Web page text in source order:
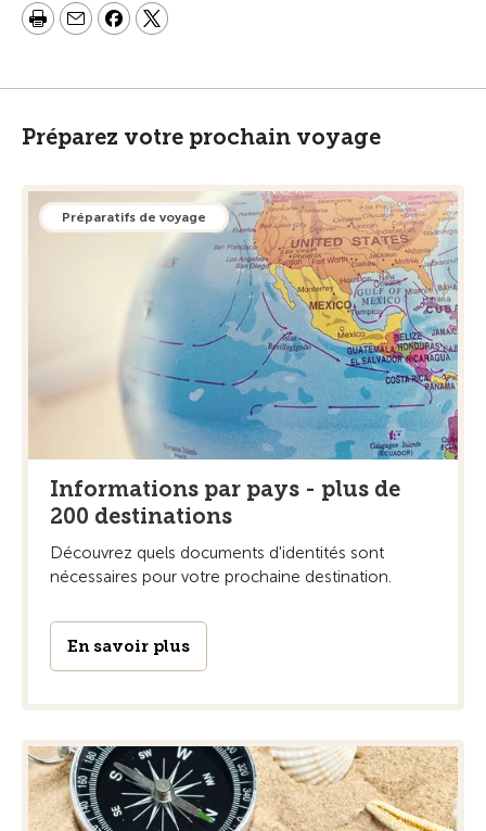
Préparez votre prochain voyage
Préparatifs de voyage
Informations par pays - plus de
200 destinations
Découvrez quels documents d'identités sont
nécessaires pour votre prochaine destination.
En savoir plus